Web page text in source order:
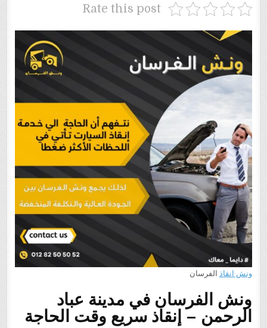
Rate this post
ونش انقاذ الفرسان
ونش الفرسان في مدينة عباد
الرحمن – إنقاذ سريع وقت الحاجة